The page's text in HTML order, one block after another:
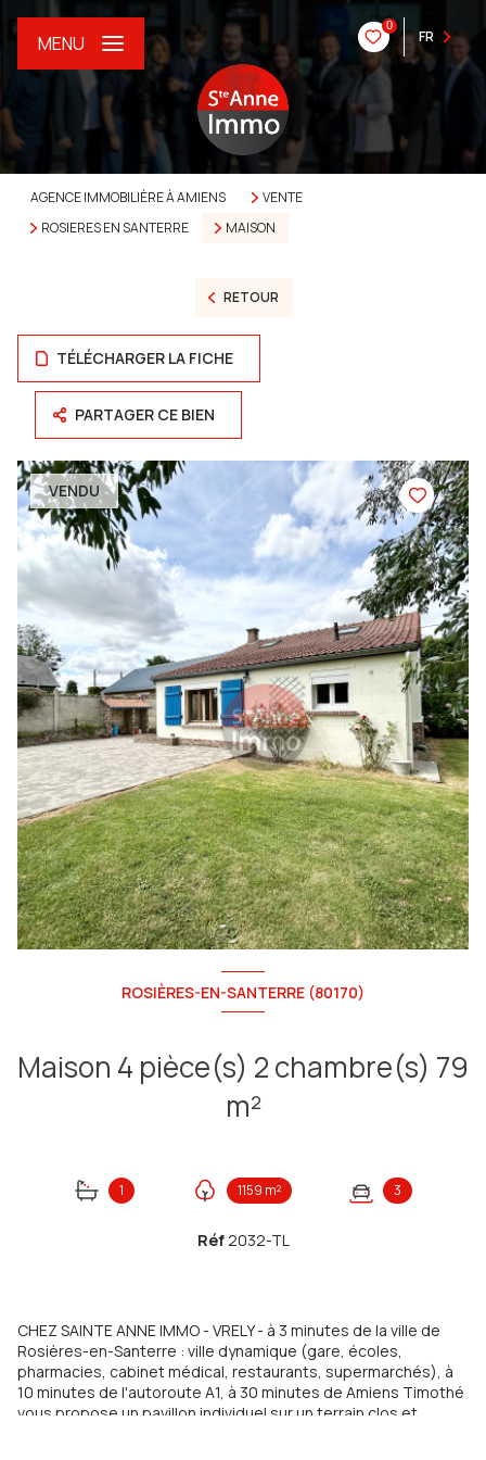
0
FR
MENU
AGENCE IMMOBILIÈRE À AMIENS
VENTE
ROSIERES EN SANTERRE
MAISON
RETOUR
TÉLÉCHARGER LA FICHE
PARTAGER CE BIEN
VENDU
ROSIÈRES-EN-SANTERRE (80170)
Maison 4 pièce(s) 2 chambre(s) 79
m²
1 1159 m² 3
Réf2032-TL
CHEZ SAINTE ANNE IMMO - VRELY - à 3 minutes de la ville de
Rosières-en-Santerre : ville dynamique (gare, écoles,
pharmacies, cabinet médical, restaurants, supermarchés), à
10 minutes de l'autoroute A1, à 30 minutes de Amiens Timothé
vous propose un pavillon individuel sur un terrain clos et